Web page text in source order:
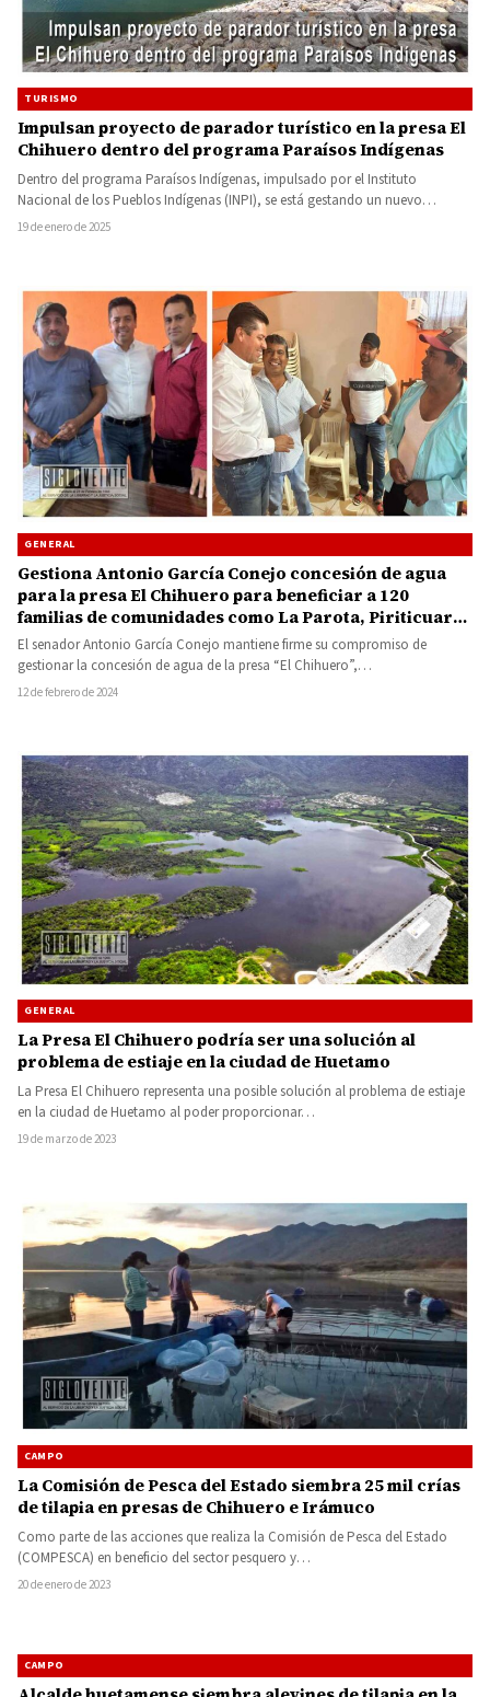
TURISMO
Impulsan proyecto de parador turístico en la presa El
Chihuero dentro del programa Paraísos Indígenas
Dentro del programa Paraísos Indígenas, impulsado por el Instituto
Nacional de los Pueblos Indígenas (INPI), se está gestando un nuevo…
19 de enero de 2025
GENERAL
Gestiona Antonio García Conejo concesión de agua
para la presa El Chihuero para beneficiar a 120
familias de comunidades como La Parota, Piriticuaro,
Chihuero y Cútzeo
El senador Antonio García Conejo mantiene firme su compromiso de
gestionar la concesión de agua de la presa “El Chihuero”,…
12 de febrero de 2024
GENERAL
La Presa El Chihuero podría ser una solución al
problema de estiaje en la ciudad de Huetamo
La Presa El Chihuero representa una posible solución al problema de estiaje
en la ciudad de Huetamo al poder proporcionar…
19 de marzo de 2023
CAMPO
La Comisión de Pesca del Estado siembra 25 mil crías
de tilapia en presas de Chihuero e Irámuco
Como parte de las acciones que realiza la Comisión de Pesca del Estado
(COMPESCA) en beneficio del sector pesquero y…
20 de enero de 2023
CAMPO